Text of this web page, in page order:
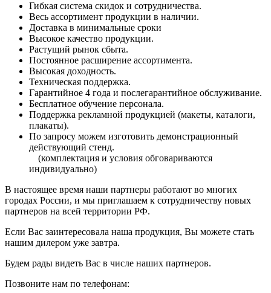
Гибкая система скидок и сотрудничества.
Весь ассортимент продукции в наличии.
Доставка в минимальные сроки
Высокое качество продукции.
Растущий рынок сбыта.
Постоянное расширение ассортимента.
Высокая доходность.
Техническая поддержка.
Гарантийное 4 года и послегарантийное обслуживание.
Бесплатное обучение персонала.
Поддержка рекламной продукцией (макеты, каталоги,
плакаты).
По запросу можем изготовить демонстрационный
действующий стенд.
(комплектация и условия обговариваются
индивидуально)
В настоящее время наши партнеры работают во многих
городах России, и мы приглашаем к сотрудничеству новых
партнеров на всей территории РФ.
Если Вас заинтересовала наша продукция, Вы можете стать
нашим дилером уже завтра.
Будем рады видеть Вас в числе наших партнеров.
Позвоните нам по телефонам: